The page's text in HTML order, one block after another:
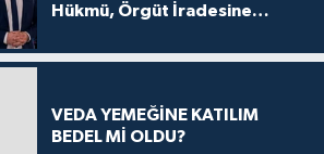
Hükmü, Örgüt İradesine
VEDA YEMEĞİNE KATILIM
BEDEL Mİ OLDU?